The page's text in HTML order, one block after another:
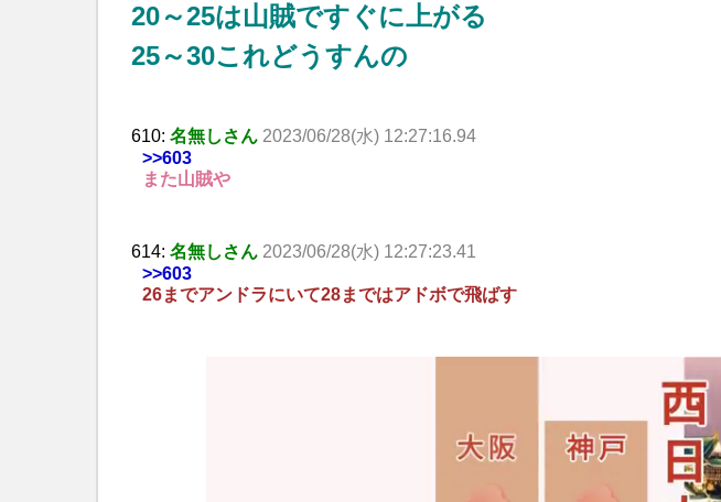
20～25は山賊ですぐに上がる
25～30これどうすんの
610: 名無しさん 2023/06/28(水) 12:27:16.94
>>603
また山賊や
614: 名無しさん 2023/06/28(水) 12:27:23.41
>>603
26までアンドラにいて28まではアドボで飛ばす